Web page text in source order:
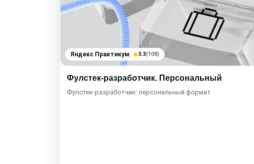
Яндекс Практикум 3.3(108)
Фулстек-разработчик. Персональный
Фулстек-разработчик: персональный формат